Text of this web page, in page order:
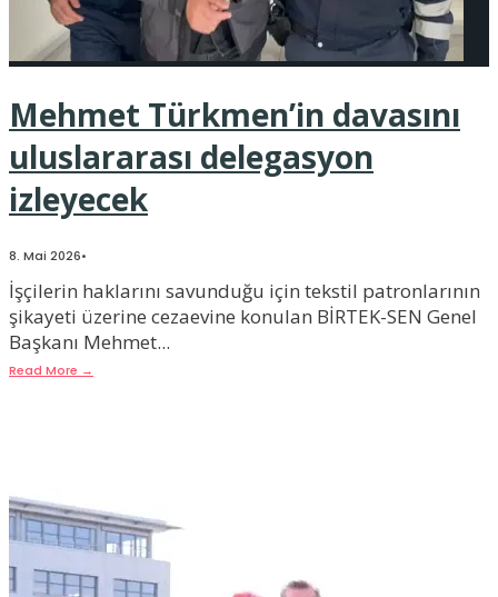
Mehmet Türkmen’in davasını
uluslararası delegasyon
izleyecek
8. Mai 2026•
İşçilerin haklarını savunduğu için tekstil patronlarının
şikayeti üzerine cezaevine konulan BİRTEK-SEN Genel
Başkanı Mehmet...
Read More →